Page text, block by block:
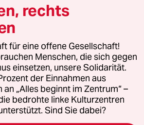
Vertriebs GmbH
rechtlichen Fragen oder für Genehmigungen
lizenzen@taz.de
Kommune-Richtlinien
Datenschutz Impressum AGB
rechts
für eine offene Gesellschaft!
Menschen, die sich gegen
einsetzen, unsere Solidarität.
der Einnahmen aus
„Alles beginnt im Zentrum“ –
bedrohte linke Kulturzentren
Sind Sie dabei?